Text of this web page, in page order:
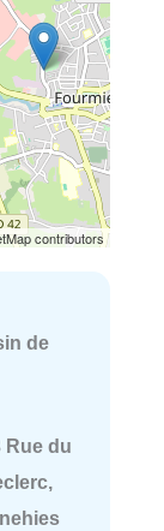
contributors
de
Rue du